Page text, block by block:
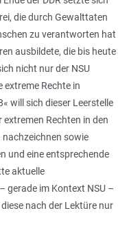
die durch Gewalttaten
zu verantworten hat
ausbildete, die bis heute
nicht nur der NSU
extreme Rechte in
will sich dieser Leerstelle
Rechten in den
sowie
und eine entsprechende
aktuelle
gerade im Kontext NSU –
nach der Lektüre nur